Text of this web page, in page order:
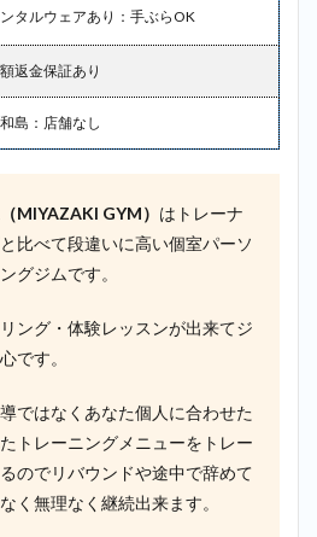
タルウェアあり：手ぶらOK
返金保証あり
島：店舗なし
MIYAZAKI GYM） はトレーナ
比べて段違いに高い個室パーソ
グジムです。
ング・体験レッスンが出来てジ
です。
ではなくあなた個人に合わせた
トレーニングメニューをトレー
のでリバウンドや途中で辞めて
く無理なく継続出来ます。